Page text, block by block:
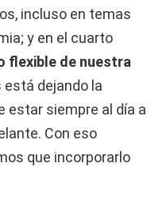
incluso en temas
y en el cuarto
flexible de nuestra
está dejando la
estar siempre al día a
Con eso
que incorporarlo